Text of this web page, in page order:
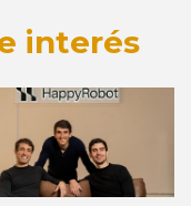
interés